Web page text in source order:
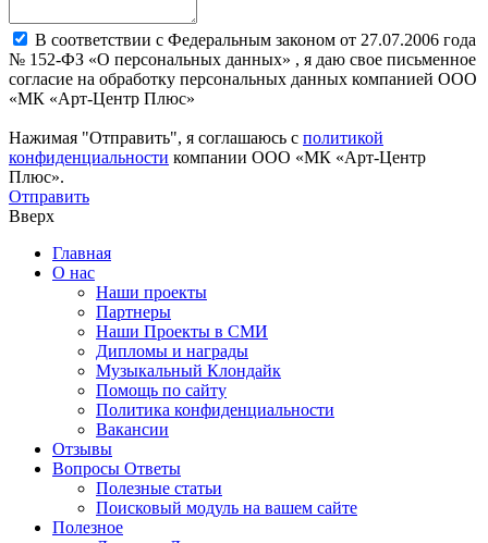
В соответствии с Федеральным законом от 27.07.2006 года
№ 152-ФЗ «О персональных данных» , я даю свое письменное
согласие на обработку персональных данных компанией ООО
«МК «Арт-Центр Плюс»
Нажимая "Отправить", я соглашаюсь с политикой
конфиденциальности компании ООО «МК «Арт-Центр
Плюс».
Отправить
Вверх
Главная
О нас
Наши проекты
Партнеры
Наши Проекты в СМИ
Дипломы и награды
Музыкальный Клондайк
Помощь по сайту
Политика конфиденциальности
Вакансии
Отзывы
Вопросы Ответы
Полезные статьи
Поисковый модуль на вашем сайте
Полезное